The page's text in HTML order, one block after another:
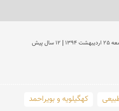
| 12 سال پیش
کهگیلویه و بویراحمد